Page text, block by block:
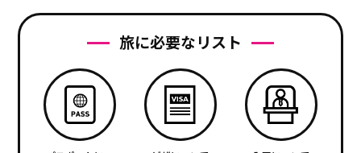
旅に必要なリスト